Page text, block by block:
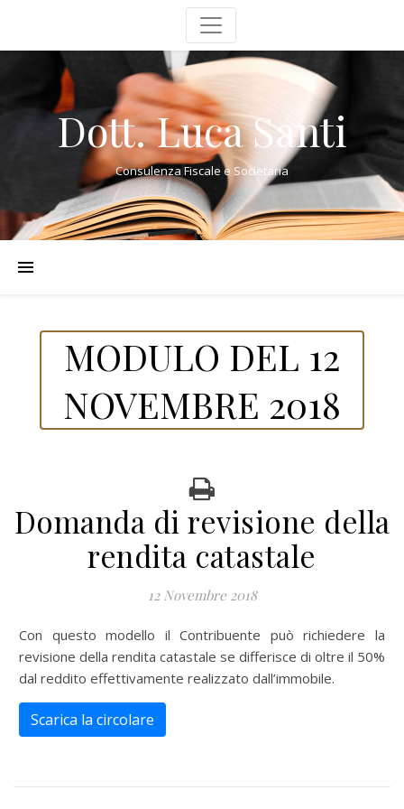
Dott. Luca Santi
Consulenza Fiscale e Societaria
MODULO DEL 12
NOVEMBRE 2018
Domanda di revisione della
rendita catastale
12 Novembre 2018
Con questo modello il Contribuente può richiedere la
revisione della rendita catastale se differisce di oltre il 50%
dal reddito effettivamente realizzato dall’immobile.
Scarica la circolare